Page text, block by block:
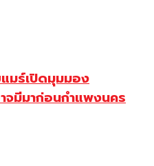
มร์เปิดมุมมอง
จมีมาก่อนกำแพงนคร